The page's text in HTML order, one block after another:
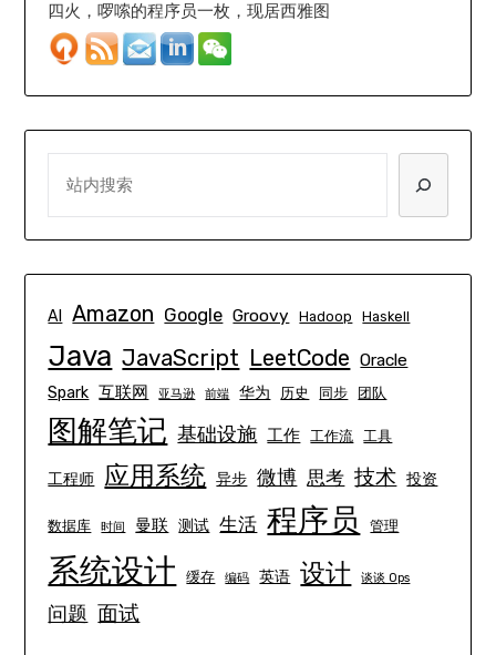
四火，啰嗦的程序员一枚，现居西雅图
AI Amazon Google Groovy Hadoop Haskell
Java JavaScript LeetCode Oracle
Spark 互联网 亚马逊 前端 华为 历史 同步 团队
图解笔记 基础设施 工作 工作流 工具
工程师 应用系统 异步 微博 思考 技术 投资
数据库 时间 曼联 测试 生活 程序员 管理
系统设计 缓存 编码 英语 设计 谈谈 Ops
问题 面试